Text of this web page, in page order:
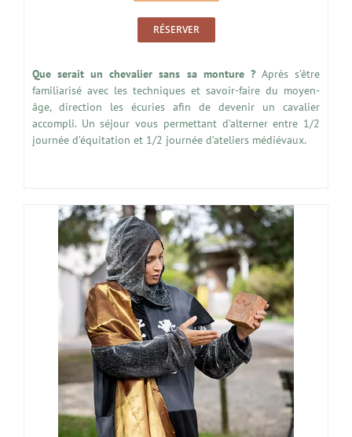
RÉSERVER
Que serait un chevalier sans sa monture ?Après s’être
familiarisé avec les techniques et savoir-faire du moyen-
âge, direction les écuries afin de devenir un cavalier
accompli. Un séjour vous permettant d’alterner entre 1/2
journée d’équitation et 1/2 journée d’ateliers médiévaux.